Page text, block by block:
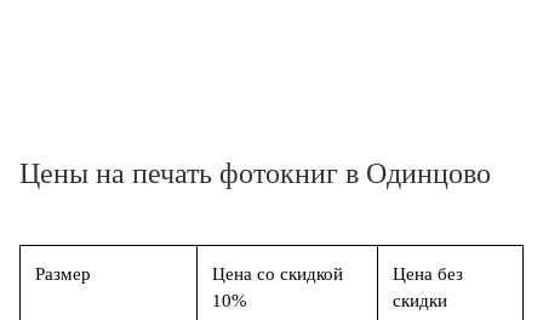
Цены на печать фотокниг в Одинцово
Размер
Цена со скидкой
10%
Цена без
скидки